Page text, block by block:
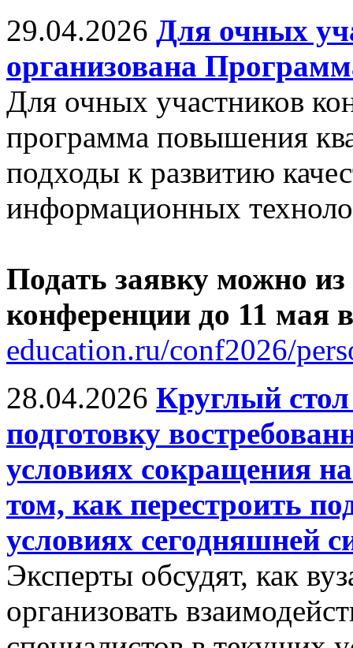
29.04.2026 Для очных
организована
Для очных участников
программа повышения
подходы к развитию
информационных
Подать заявку можно
конференции до 11 мая
education.ru/conf2026/
28.04.2026 Круглый
подготовку
условиях сокращения
том, как перестроить
условиях сегодняшней
Эксперты обсудят, как
организовать